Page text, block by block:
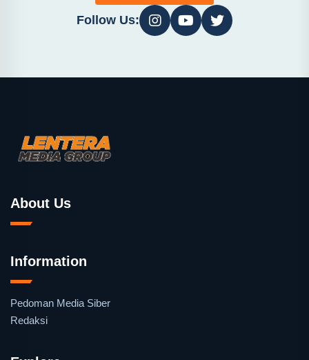
Follow Us:
About Us
Information
Pedoman Media Siber
Redaksi